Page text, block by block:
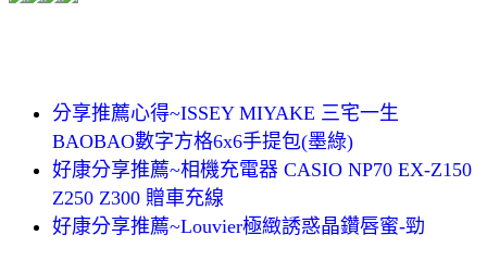
分享推薦心得~ISSEY MIYAKE 三宅一生
BAOBAO數字方格6x6手提包(墨綠)
好康分享推薦~相機充電器 CASIO NP70 EX-Z150
Z250 Z300 贈車充線
好康分享推薦~Louvier極緻誘惑晶鑽唇蜜-勁